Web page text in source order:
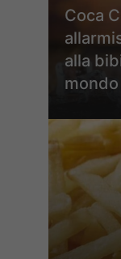
Coca
alla
mondo